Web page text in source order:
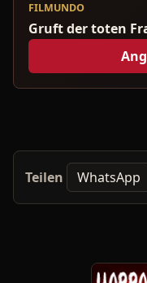
FILMUNDO
Gruft der toten
Teilen WhatsApp